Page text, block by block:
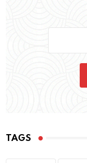
TAGS